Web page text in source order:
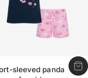
sleeved panda